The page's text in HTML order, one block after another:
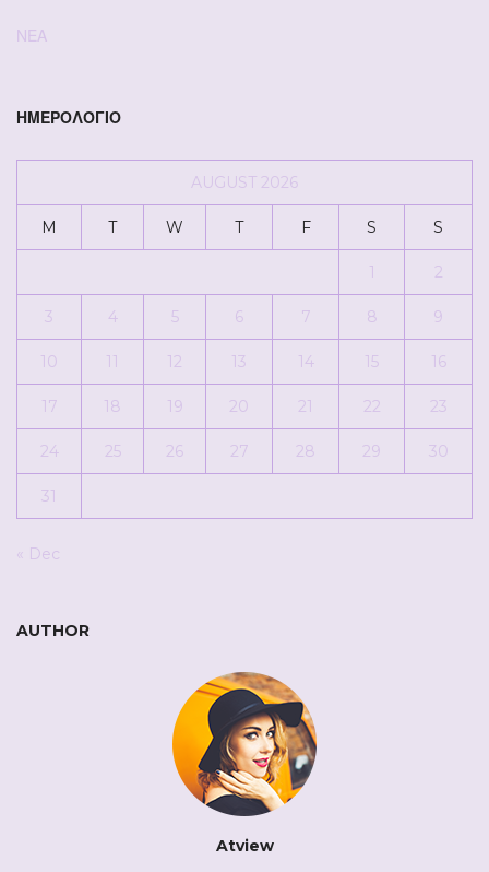
ΝΕΑ
ΗΜΕΡΟΛΌΓΙΟ
AUGUST 2026
M T W T F S S
1 2
3 4 5 6 7 8 9
10 11 12 13 14 15 16
17 18 19 20 21 22 23
24 25 26 27 28 29 30
31
« Dec
AUTHOR
Atview